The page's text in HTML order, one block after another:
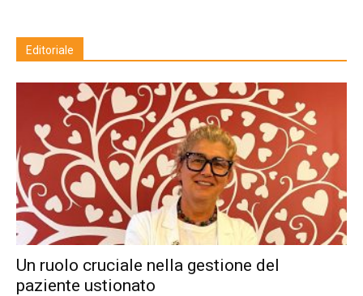
Editoriale
Un ruolo cruciale nella gestione del
paziente ustionato